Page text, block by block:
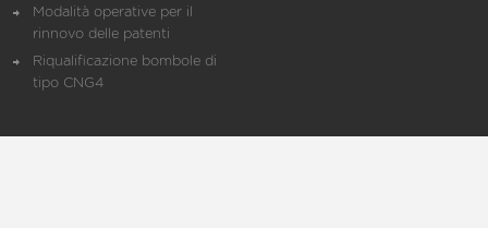
Modalità operative per il
rinnovo delle patenti
Riqualificazione bombole di
tipo CNG4